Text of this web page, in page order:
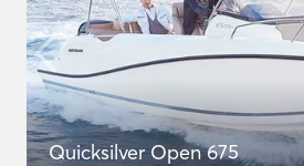
Quicksilver Open 675